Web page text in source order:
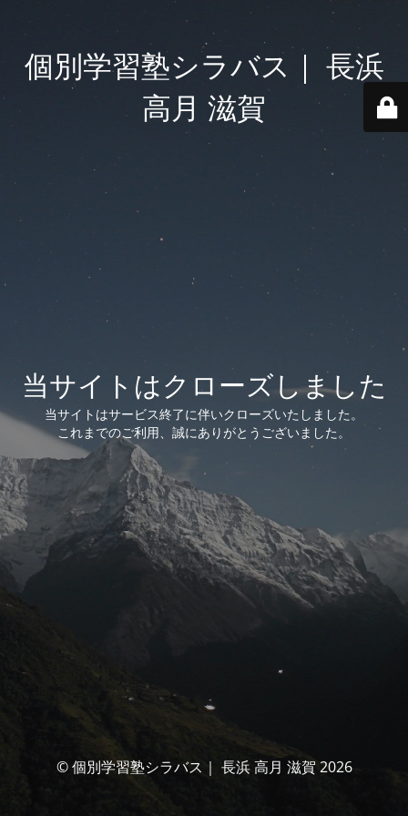
個別学習塾シラバス｜ 長浜
高月 滋賀
当サイトはクローズしました
当サイトはサービス終了に伴いクローズいたしました。
これまでのご利用、誠にありがとうございました。
© 個別学習塾シラバス｜ 長浜 高月 滋賀 2026